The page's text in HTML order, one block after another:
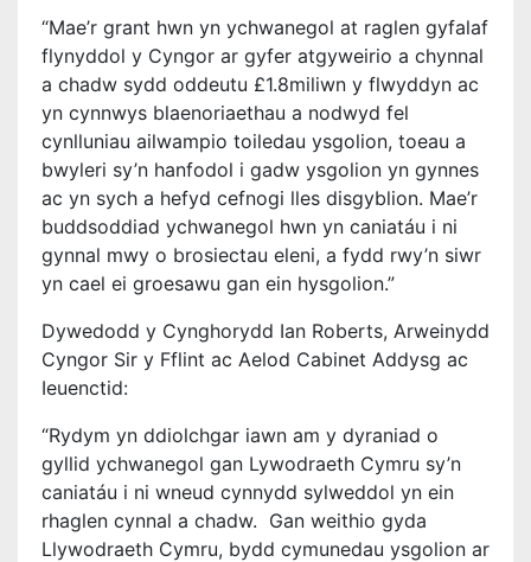
“Mae’r grant hwn yn ychwanegol at raglen gyfalaf
flynyddol y Cyngor ar gyfer atgyweirio a chynnal
a chadw sydd oddeutu £1.8miliwn y flwyddyn ac
yn cynnwys blaenoriaethau a nodwyd fel
cynlluniau ailwampio toiledau ysgolion, toeau a
bwyleri sy’n hanfodol i gadw ysgolion yn gynnes
ac yn sych a hefyd cefnogi lles disgyblion. Mae’r
buddsoddiad ychwanegol hwn yn caniatáu i ni
gynnal mwy o brosiectau eleni, a fydd rwy’n siwr
yn cael ei groesawu gan ein hysgolion.”
Dywedodd y Cynghorydd Ian Roberts, Arweinydd
Cyngor Sir y Fflint ac Aelod Cabinet Addysg ac
Ieuenctid:
“Rydym yn ddiolchgar iawn am y dyraniad o
gyllid ychwanegol gan Lywodraeth Cymru sy’n
caniatáu i ni wneud cynnydd sylweddol yn ein
rhaglen cynnal a chadw. Gan weithio gyda
Llywodraeth Cymru, bydd cymunedau ysgolion ar